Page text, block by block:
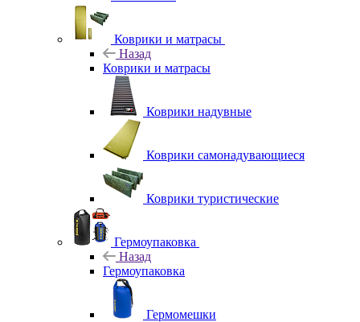
Коврики и матрасы
Назад
Коврики и матрасы
Коврики надувные
Коврики самонадувающиеся
Коврики туристические
Гермоупаковка
Назад
Гермоупаковка
Гермомешки